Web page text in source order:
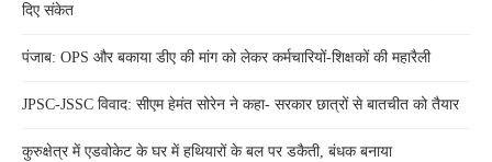
दिए संकेत
पंजाब: OPS और बकाया डीए की मांग को लेकर कर्मचारियों-शिक्षकों की महारैली
JPSC-JSSC विवाद: सीएम हेमंत सोरेन ने कहा- सरकार छात्रों से बातचीत को तैयार
कुरुक्षेत्र में एडवोकेट के घर में हथियारों के बल पर डकैती, बंधक बनाया